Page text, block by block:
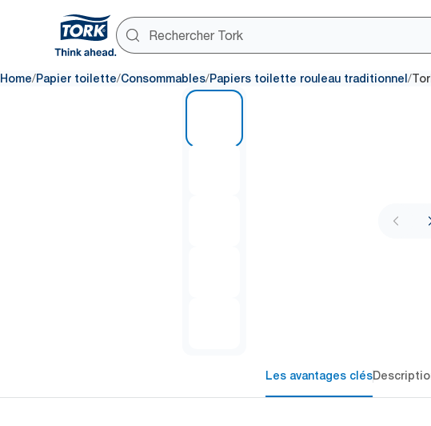
Home/Papier toilette/Consommables/Papiers toilette rouleau traditionnel /
Les avantages clés